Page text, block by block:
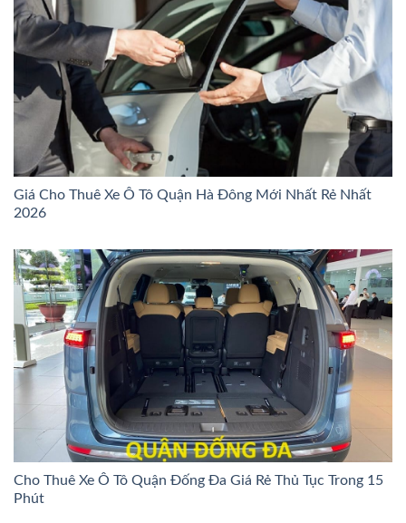
Giá Cho Thuê Xe Ô Tô Quận Hà Đông Mới Nhất Rẻ Nhất
2026
Cho Thuê Xe Ô Tô Quận Đống Đa Giá Rẻ Thủ Tục Trong 15
Phút